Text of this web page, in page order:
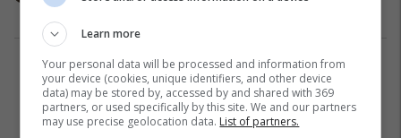
1
Learn more
Your personal data will be processed and information from
your device (cookies, unique identifiers, and other device
data) may be stored by, accessed by and shared with 369
partners, or used specifically by this site. We and our partners
may use precise geolocation data. List of partners.